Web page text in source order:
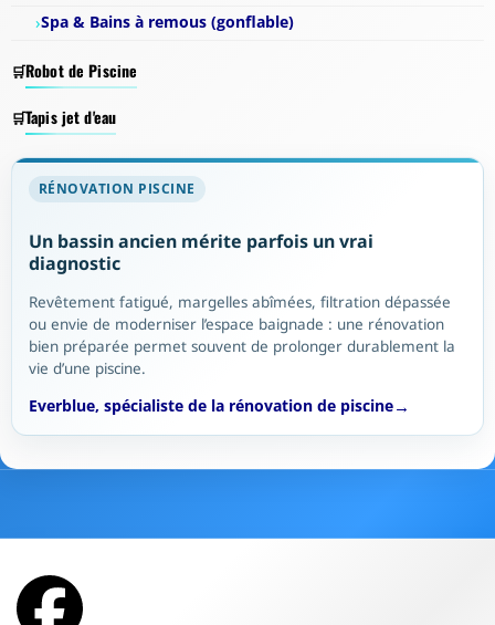
Spa & Bains à remous (gonflable)
Robot de Piscine
Tapis jet d'eau
RÉNOVATION PISCINE
Un bassin ancien mérite parfois un vrai
diagnostic
Revêtement fatigué, margelles abîmées, filtration dépassée
ou envie de moderniser l’espace baignade : une rénovation
bien préparée permet souvent de prolonger durablement la
vie d’une piscine.
Everblue, spécialiste de la rénovation de piscine